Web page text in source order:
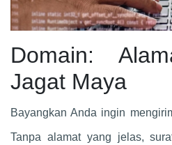
Domain:
Jagat Maya
Bayangkan Anda ingin
Tanpa alamat yang jelas,